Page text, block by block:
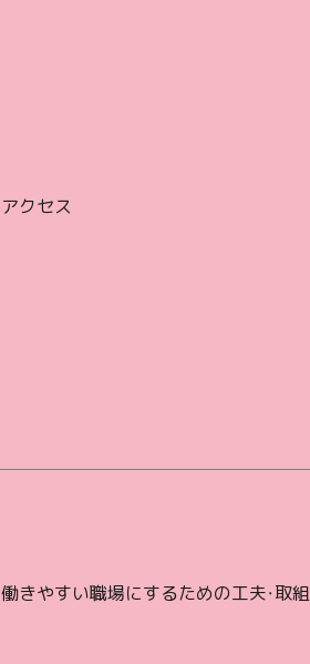
アクセス
働きやすい職場にするための工夫・取組